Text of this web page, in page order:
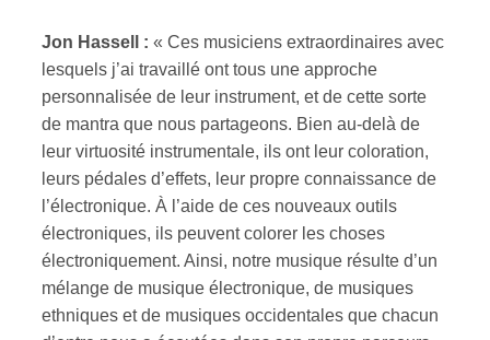
Jon Hassell : « Ces musiciens extraordinaires avec
lesquels j’ai travaillé ont tous une approche
personnalisée de leur instrument, et de cette sorte
de mantra que nous partageons. Bien au-delà de
leur virtuosité instrumentale, ils ont leur coloration,
leurs pédales d’effets, leur propre connaissance de
l’électronique. À l’aide de ces nouveaux outils
électroniques, ils peuvent colorer les choses
électroniquement. Ainsi, notre musique résulte d’un
mélange de musique électronique, de musiques
ethniques et de musiques occidentales que chacun